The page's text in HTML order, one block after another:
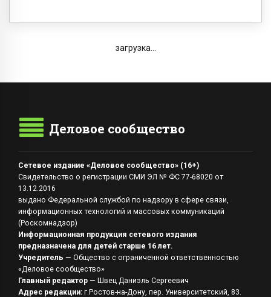
загрузка...
Деловое сообщество
Сетевое издание «Деловое сообщество» (16+)
Свидетельство о регистрации СМИ ЭЛ № ФС 77-68020 от
13.12.2016
выдано Федеральной службой по надзору в сфере связи,
информационных технологий и массовых коммуникаций
(Роскомнадзор)
Информационная продукция сетевого издания
предназначена для детей старше 16 лет.
Учредитель — Общество с ограниченной ответственностью
«Деловое сообщество»
Главный редактор — Швец Даниэль Сергеевич
Адрес редакции: г.Ростов-на-Дону, пер. Университетский, 83.